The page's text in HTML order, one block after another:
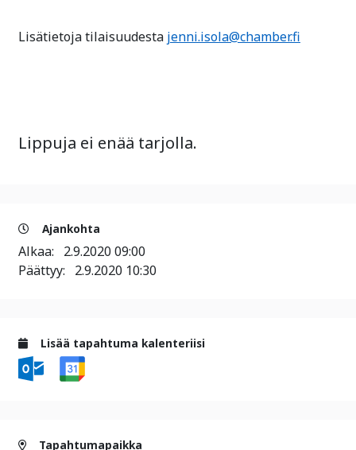
Lisätietoja tilaisuudesta jenni.isola@chamber.fi
Lippuja ei enää tarjolla.
Ajankohta
Alkaa: 2.9.2020 09:00
Päättyy: 2.9.2020 10:30
Lisää tapahtuma kalenteriisi
Tapahtumapaikka